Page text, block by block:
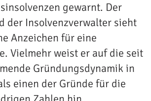
gewarnt. Der
der Insolvenzverwalter sieht
Anzeichen für eine
Vielmehr weist er auf die seit
Gründungsdynamik in
einen der Gründe für die